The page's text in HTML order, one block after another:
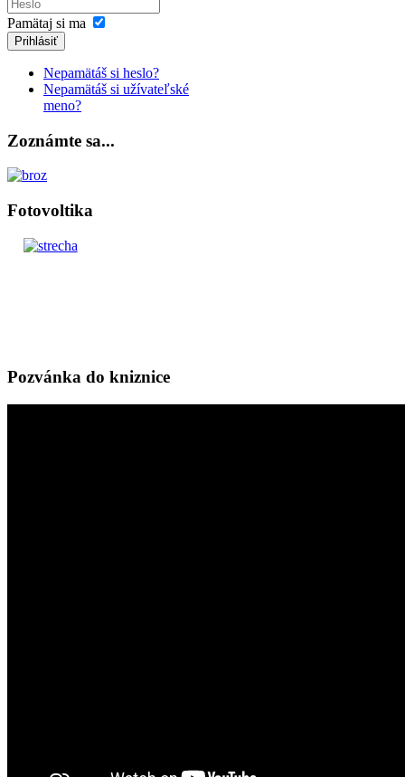
Pamätaj si ma
Prihlásiť
Nepamätáš si heslo?
Nepamätáš si užívateľské
meno?
Zoznámte sa...
Fotovoltika
Pozvánka do kniznice